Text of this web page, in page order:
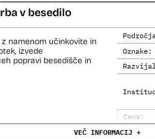
v besedilo
Oznake:
Cena:
namenom učinkovite in
izvede
popravi besedišče in
VEČ INFORMACIJ +